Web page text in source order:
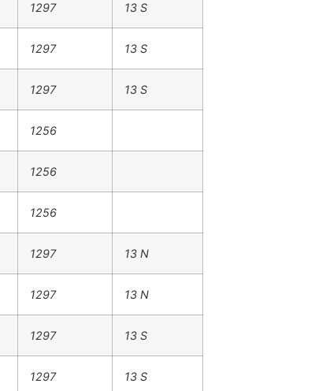
1297 13 S
1297 13 S
1297 13 S
1256
1256
1256
1297 13 N
1297 13 N
1297 13 S
1297 13 S